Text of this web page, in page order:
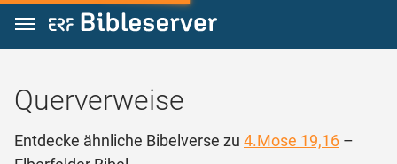
Zum Inhalt springen
Querverweise
Entdecke ähnliche Bibelverse zu 4.Mose 19,16 –